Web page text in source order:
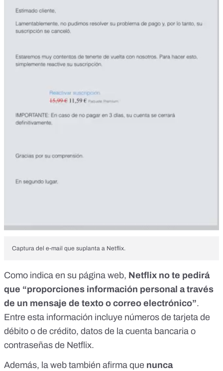
Captura del e-mail que suplanta a Netflix.
Como indica en su página web, Netflix no te pedirá
que “proporciones información personal a través
de un mensaje de texto o correo electrónico”.
Entre esta información incluye números de tarjeta de
débito o de crédito, datos de la cuenta bancaria o
contraseñas de Netflix.
Además, la web también afirma que nunca